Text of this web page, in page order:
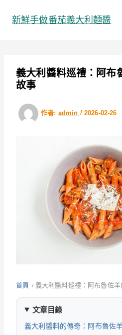
新鮮手做番茄義大利麵醬
義大利醬料巡禮：阿布
故事
作者: admin / 2026-02-26
首頁 › 義大利醬料巡禮：阿布魯佐
文章目錄
義大利醬料的傳奇：阿布魯佐